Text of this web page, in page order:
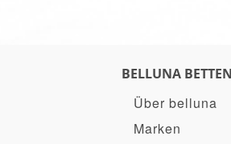
BELLUNA
Über belluna
Marken